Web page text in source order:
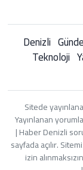
Denizli
Teknoloji
Sitede
Yayınlanan
| Haber Denizli
sayfada açılır.
izin